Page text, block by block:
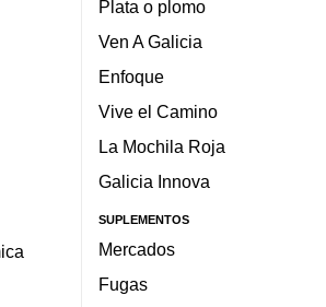
Plata o plomo
Ven A Galicia
Enfoque
Vive el Camino
La Mochila Roja
Galicia Innova
SUPLEMENTOS
Mercados
Fugas